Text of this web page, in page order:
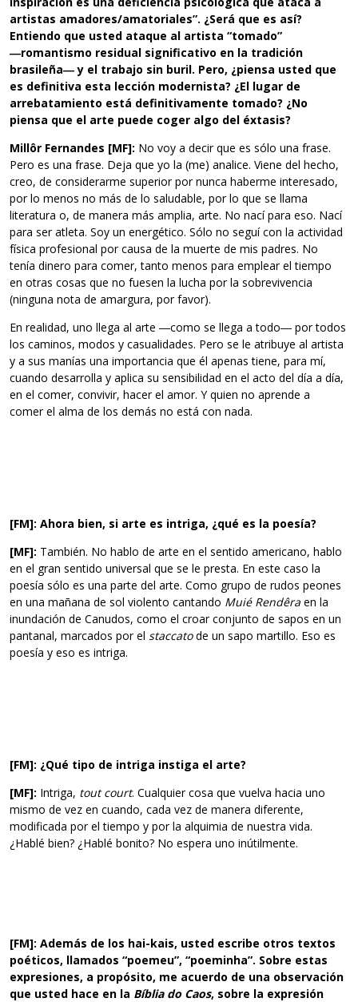
artistas amadores/amatoriales”. ¿Será que es así?
Entiendo que usted ataque al artista “tomado”
―romantismo residual significativo en la tradición
brasileña― y el trabajo sin buril. Pero, ¿piensa usted que
es definitiva esta lección modernista? ¿El lugar de
arrebatamiento está definitivamente tomado? ¿No
piensa que el arte puede coger algo del éxtasis?
Millôr Fernandes [MF]: No voy a decir que es sólo una frase.
Pero es una frase. Deja que yo la (me) analice. Viene del hecho,
creo, de considerarme superior por nunca haberme interesado,
por lo menos no más de lo saludable, por lo que se llama
literatura o, de manera más amplia, arte. No nací para eso. Nací
para ser atleta. Soy un energético. Sólo no seguí con la actividad
física profesional por causa de la muerte de mis padres. No
tenía dinero para comer, tanto menos para emplear el tiempo
en otras cosas que no fuesen la lucha por la sobrevivencia
(ninguna nota de amargura, por favor).
En realidad, uno llega al arte ―como se llega a todo― por todos
los caminos, modos y casualidades. Pero se le atribuye al artista
y a sus manías una importancia que él apenas tiene, para mí,
cuando desarrolla y aplica su sensibilidad en el acto del día a día,
en el comer, convivir, hacer el amor. Y quien no aprende a
comer el alma de los demás no está con nada.
[FM]: Ahora bien, si arte es intriga, ¿qué es la poesía?
[MF]: También. No hablo de arte en el sentido americano, hablo
en el gran sentido universal que se le presta. En este caso la
poesía sólo es una parte del arte. Como grupo de rudos peones
en una mañana de sol violento cantando Muié Rendêra en la
inundación de Canudos, como el croar conjunto de sapos en un
pantanal, marcados por el staccatode un sapo martillo. Eso es
poesía y eso es intriga.
[FM]: ¿Qué tipo de intriga instiga el arte?
[MF]: Intriga, tout court. Cualquier cosa que vuelva hacia uno
mismo de vez en cuando, cada vez de manera diferente,
modificada por el tiempo y por la alquimia de nuestra vida.
¿Hablé bien? ¿Hablé bonito? No espera uno inútilmente.
[FM]: Además de los hai-kais, usted escribe otros textos
poéticos, llamados “poemeu”, “poeminha”. Sobre estas
expresiones, a propósito, me acuerdo de una observación
que usted hace en la Bíblia do Caos, sobre la expresión